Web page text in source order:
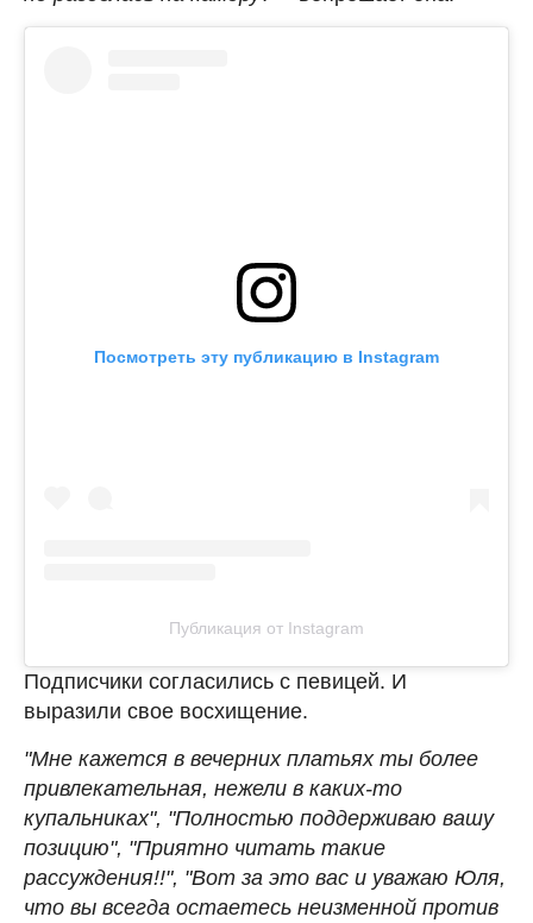
Посмотреть эту публикацию в Instagram
Публикация от Instagram
Подписчики согласились с певицей. И
выразили свое восхищение.
"Мне кажется в вечерних платьях ты более
привлекательная, нежели в каких-то
купальниках", "Полностью поддерживаю вашу
позицию", "Приятно читать такие
рассуждения!!", "Вот за это вас и уважаю Юля,
что вы всегда остаетесь неизменной против